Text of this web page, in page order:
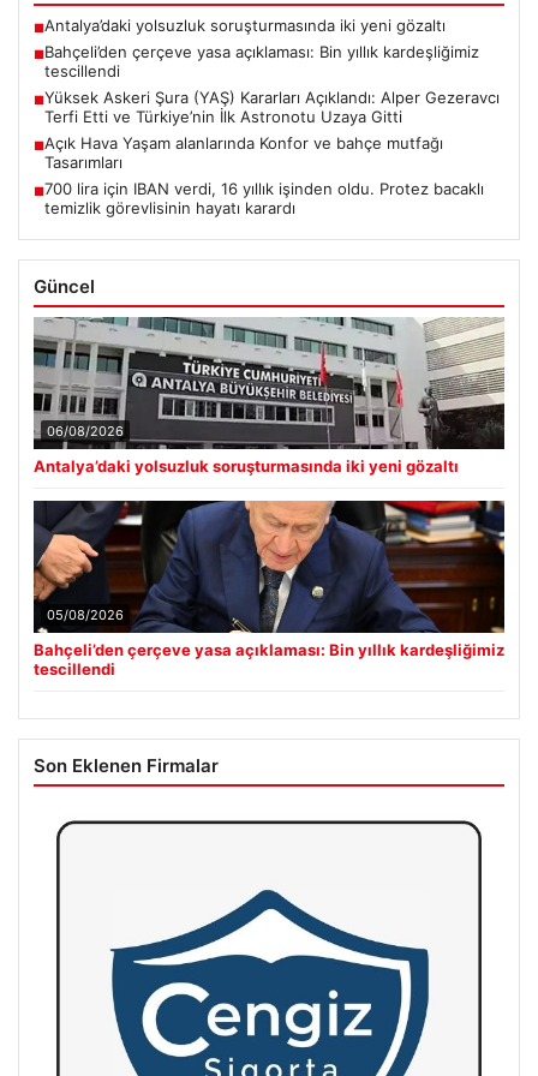
■Antalya’daki yolsuzluk soruşturmasında iki yeni gözaltı
■Bahçeli’den çerçeve yasa açıklaması: Bin yıllık kardeşliğimiz
tescillendi
■Yüksek Askeri Şura (YAŞ) Kararları Açıklandı: Alper Gezeravcı
Terfi Etti ve Türkiye’nin İlk Astronotu Uzaya Gitti
■Açık Hava Yaşam alanlarında Konfor ve bahçe mutfağı
Tasarımları
■700 lira için IBAN verdi, 16 yıllık işinden oldu. Protez bacaklı
temizlik görevlisinin hayatı karardı
Güncel
06/08/2026
Antalya’daki yolsuzluk soruşturmasında iki yeni gözaltı
05/08/2026
Bahçeli’den çerçeve yasa açıklaması: Bin yıllık kardeşliğimiz
tescillendi
Son Eklenen Firmalar